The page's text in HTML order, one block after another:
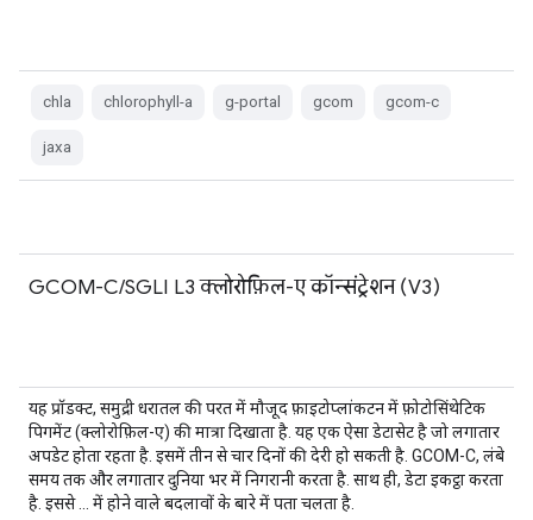
chla chlorophyll-a g-portal gcom gcom-c
jaxa
GCOM-C/SGLI L3 क्लोरोफ़िल-ए कॉन्संट्रेशन (V3)
यह प्रॉडक्ट, समुद्री धरातल की परत में मौजूद फ़ाइटोप्लांकटन में फ़ोटोसिंथेटिक
पिगमेंट (क्लोरोफ़िल-ए) की मात्रा दिखाता है. यह एक ऐसा डेटासेट है जो लगातार
अपडेट होता रहता है. इसमें तीन से चार दिनों की देरी हो सकती है. GCOM-C, लंबे
समय तक और लगातार दुनिया भर में निगरानी करता है. साथ ही, डेटा इकट्ठा करता
है. इससे … में होने वाले बदलावों के बारे में पता चलता है.